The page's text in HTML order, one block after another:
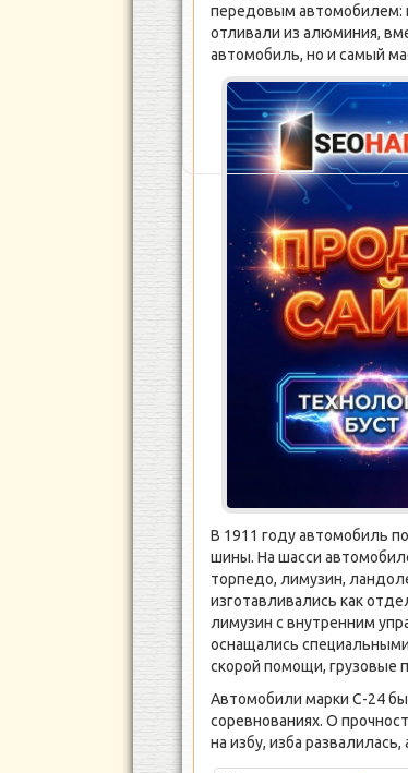
передовым автомобилем:
отливали из алюминия,
автомобиль, но и самый
В 1911 году автомобиль
шины. На шасси
торпедо, лимузин,
изготавливались как
лимузин с внутренним
оснащались
скорой помощи, грузовые
Автомобили марки С-24
соревнованиях. О
на избу, изба